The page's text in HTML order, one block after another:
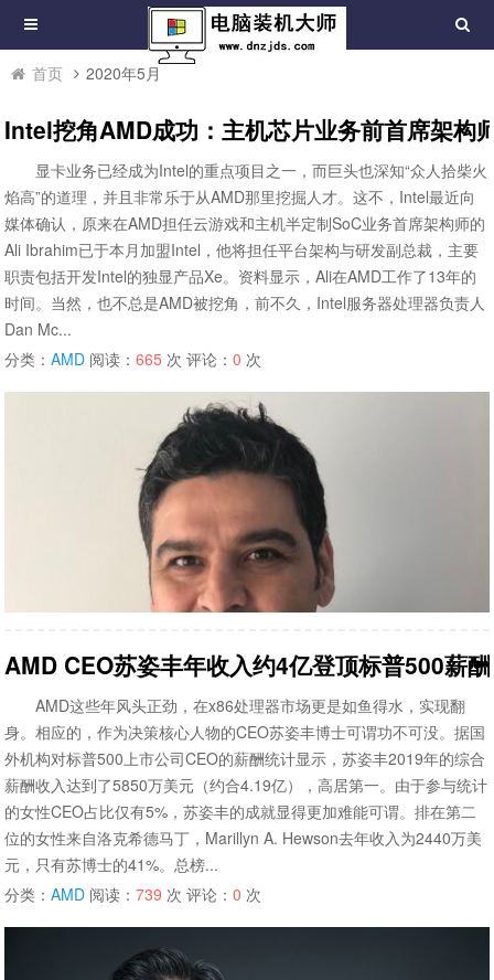
首页 2020年5月
Intel挖角AMD成功：主机芯片业务前首席架构
显卡业务已经成为Intel的重点项目之一，而巨头也深知“众人拾柴火
焰高”的道理，并且非常乐于从AMD那里挖掘人才。这不，Intel最近向
媒体确认，原来在AMD担任云游戏和主机半定制SoC业务首席架构师的
Ali Ibrahim已于本月加盟Intel，他将担任平台架构与研发副总裁，主要
职责包括开发Intel的独显产品Xe。资料显示，Ali在AMD工作了13年的
时间。当然，也不总是AMD被挖角，前不久，Intel服务器处理器负责人
Dan Mc...
分类：AMD 阅读：665 次 评论：0 次
AMD CEO苏姿丰年收入约4亿登顶标普500薪
AMD这些年风头正劲，在x86处理器市场更是如鱼得水，实现翻
身。相应的，作为决策核心人物的CEO苏姿丰博士可谓功不可没。据国
外机构对标普500上市公司CEO的薪酬统计显示，苏姿丰2019年的综合
薪酬收入达到了5850万美元（约合4.19亿），高居第一。由于参与统计
的女性CEO占比仅有5%，苏姿丰的成就显得更加难能可谓。排在第二
位的女性来自洛克希德马丁，Marillyn A. Hewson去年收入为2440万美
元，只有苏博士的41%。总榜...
分类：AMD 阅读：739 次 评论：0 次